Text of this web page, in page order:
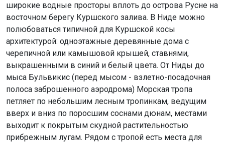
широкие водные просторы вплоть до острова Русне на
восточном берегу Куршского залива. В Ниде можно
полюбоваться типичной для Куршской косы
архитектурой: одноэтажные деревянные дома с
черепичной или камышовой крышей, ставнями,
выкрашенными в синий и белый цвета. От Ниды до
мыса Бульвикис (перед мысом - взлетно-посадочная
полоса заброшенного аэродрома) Морская тропа
петляет по небольшим лесным тропинкам, ведущим
вверх и вниз по поросшим соснами дюнам, местами
выходит к покрытым скудной растительностью
прибрежным лугам. Рядом с тропой есть места для